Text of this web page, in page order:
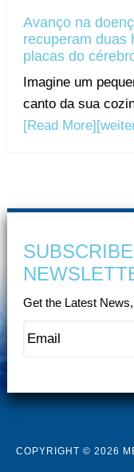
Avanço na
recuperam duas
placas do
Imagine um
canto da sua
[Read More]
Get the Latest
COPYRIGHT © 2026